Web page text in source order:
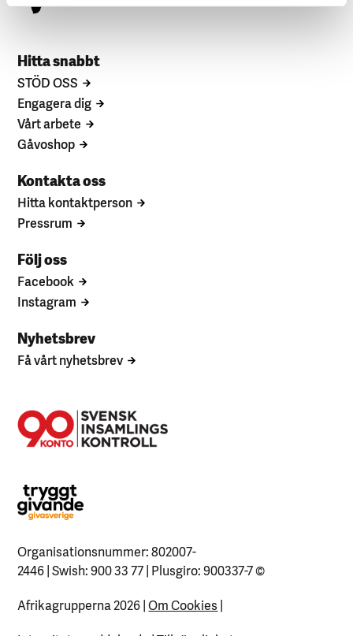
Hitta snabbt
STÖD OSS
Engagera dig
Vårt arbete
Gåvoshop
Kontakta oss
Hitta kontaktperson
Pressrum
Följ oss
Facebook
Instagram
Nyhetsbrev
Få vårt nyhetsbrev
Organisationsnummer: 802007-
2446 | Swish: 900 33 77 | Plusgiro: 900337-7©
Afrikagrupperna 2026 |Om Cookies |